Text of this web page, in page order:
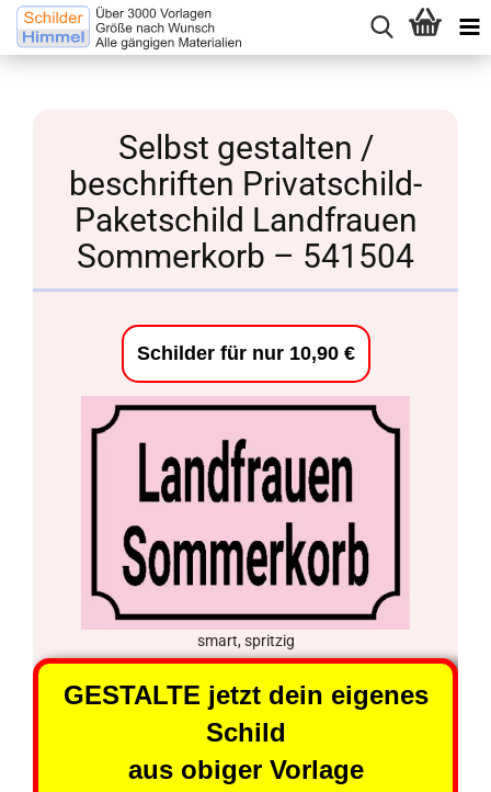
Selbst gestalten /
beschriften Privatschild-
Paketschild Landfrauen
Sommerkorb – 541504
Schilder für nur 10,90 €
smart, spritzig
GESTALTE jetzt dein eigenes
Schild
aus obiger Vorlage